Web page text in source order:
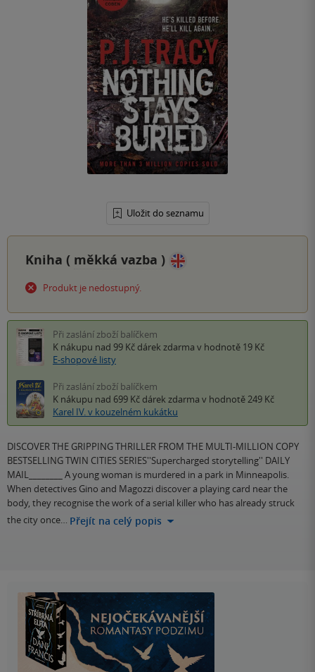
Uložit do seznamu
Kniha ( měkká vazba )
Produkt je nedostupný.
Při zaslání zboží balíčkem
K nákupu nad 99 Kč dárek zdarma v hodnotě 19 Kč
E-shopové listy
Při zaslání zboží balíčkem
K nákupu nad 699 Kč dárek zdarma v hodnotě 249 Kč
Karel IV. v kouzelném kukátku
DISCOVER THE GRIPPING THRILLER FROM THE MULTI-MILLION COPY
BESTSELLING TWIN CITIES SERIES''Supercharged storytelling'' DAILY
MAIL________ A young woman is murdered in a park in Minneapolis.
When detectives Gino and Magozzi discover a playing card near the
body, they recognise the work of a serial killer who has already struck
the city once… Přejít na celý popis